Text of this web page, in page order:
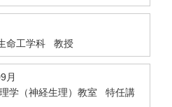
命工学科 教授
月
学（神経生理）教室 特任講